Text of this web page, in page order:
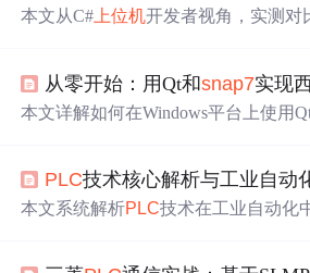
部署要点（依赖打包、防火墙配置、
本文从C# 上位机开发者视角，实测对
寄存器）、批量交互性能（响应延迟
生态（诊断工具、错误码、日志）四
御性编程和OPC UA选型来应对。
从零开始：用Qt和snap7实现
本文详解如何在Windows平台上使用
机制、TS7Client类使用、PLC 内存布
批量读写与异步通信优化、心跳检测
PLC技术核心解析与工业自动
本文系统解析PLC技术在工业自动化